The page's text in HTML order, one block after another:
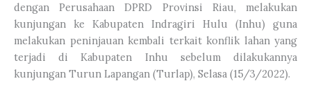
dengan Perusahaan DPRD Provinsi Riau, melakukan
kunjungan ke Kabupaten Indragiri Hulu (Inhu) guna
melakukan peninjauan kembali terkait konflik lahan yang
terjadi di Kabupaten Inhu sebelum dilakukannya
kunjungan Turun Lapangan (Turlap), Selasa (15/3/2022).